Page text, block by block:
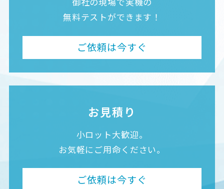
無料テストができます！
ご依頼は今すぐ
お見積り
小ロット大歓迎。
お気軽にご用命ください。
ご依頼は今すぐ